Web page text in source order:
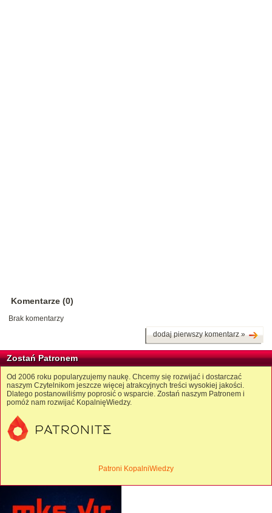
Komentarze (0)
Brak komentarzy
dodaj pierwszy komentarz »
Zostań Patronem
Od 2006 roku popularyzujemy naukę. Chcemy się rozwijać i dostarczać
naszym Czytelnikom jeszcze więcej atrakcyjnych treści wysokiej jakości.
Dlatego postanowiliśmy poprosić o wsparcie. Zostań naszym Patronem i
pomóż nam rozwijać KopalnięWiedzy.
Patroni KopalniWiedzy